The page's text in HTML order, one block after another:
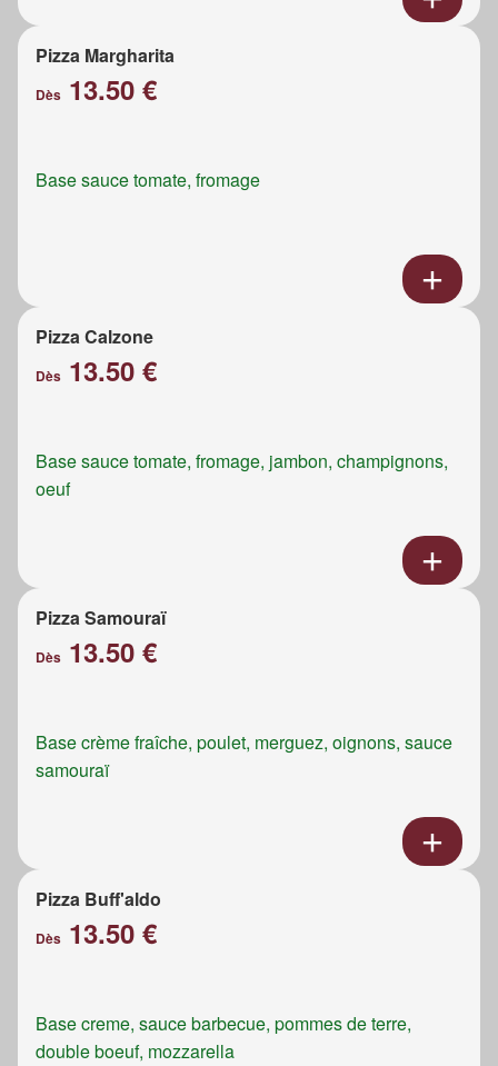
Pizza Margharita
Dès 13.50 €
Base sauce tomate, fromage
Pizza Calzone
Dès 13.50 €
Base sauce tomate, fromage, jambon, champignons,
oeuf
Pizza Samouraï
Dès 13.50 €
Base crème fraîche, poulet, merguez, oignons, sauce
samouraï
Pizza Buff'aldo
Dès 13.50 €
Base creme, sauce barbecue, pommes de terre,
double boeuf, mozzarella